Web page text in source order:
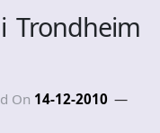
i Trondheim
On 14-12-2010